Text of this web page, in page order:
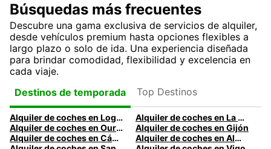
Búsquedas más frecuentes
Descubre una gama exclusiva de servicios de alquiler,
desde vehículos premium hasta opciones flexibles a
largo plazo o solo de ida. Una experiencia diseñada
para brindar comodidad, flexibilidad y excelencia en
cada viaje.
Destinos de temporada
Top Destinos
Alquiler de coches en Logroño
Alquiler de coches en La Coruña
Alquiler de coches en Ourense
Alquiler de coches en Gijón
Alquiler de coches en Cádiz
Alquiler de coches en Almería